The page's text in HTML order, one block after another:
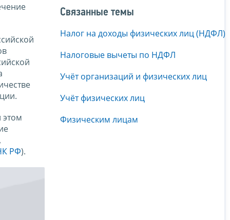
РФ).
Связанные темы
Налог на доходы физических лиц (НДФЛ)
Налоговые вычеты по НДФЛ
Учёт организаций и физических лиц
Учёт физических лиц
Физическим лицам